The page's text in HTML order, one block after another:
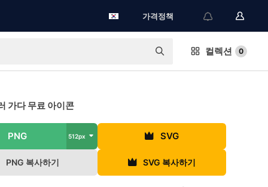
가격정책
컬렉션 0
가다 무료 아이콘
PNG 512px SVG
PNG 복사하기 SVG 복사하기